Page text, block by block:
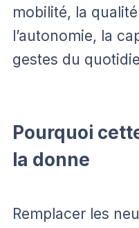
mobilité, la
l’autonomie, la
gestes du
Pourquoi
la donne
Remplacer les